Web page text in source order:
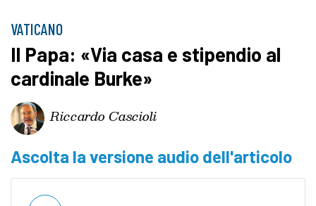
VATICANO
Il Papa: «Via casa e stipendio al
cardinale Burke»
Riccardo Cascioli
Ascolta la versione audio dell'articolo